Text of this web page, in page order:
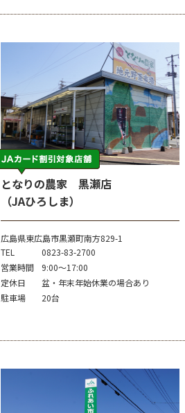
となりの農家 黒瀬店
（JAひろしま）
広島県東広島市黒瀬町南方829-1
TEL
0823-83-2700
営業時間
9:00～17:00
定休日
盆・年末年始休業の場合あり
駐車場
20台